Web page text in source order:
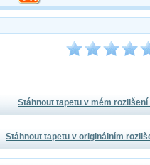
Stáhnout tapetu v mém rozlišení
Stáhnout tapetu v originálním